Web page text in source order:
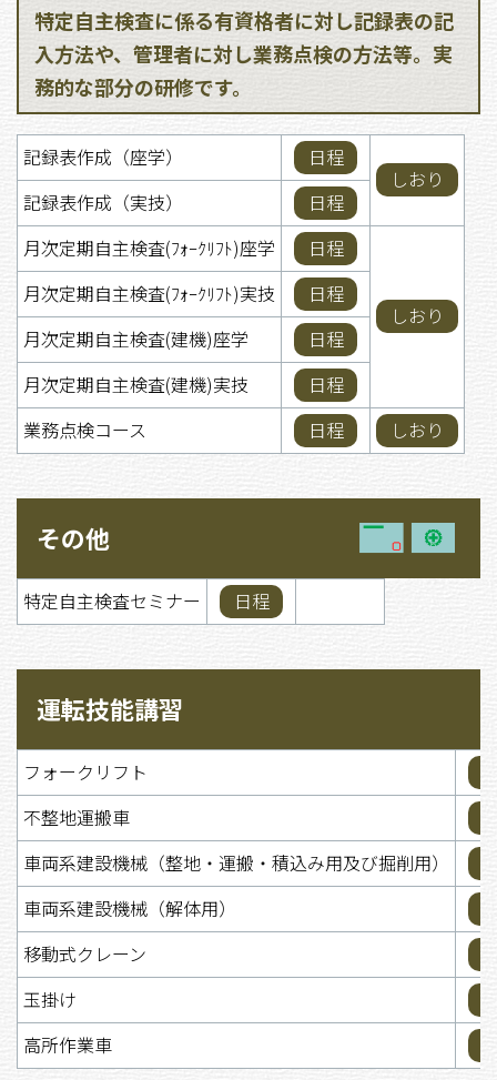
特定自主検査に係る有資格者に対し記録表の記
入方法や、管理者に対し業務点検の方法等。実
務的な部分の研修です。
記録表作成（座学）
日程
しおり
記録表作成（実技）
日程
月次定期自主検査(ﾌｫｰｸﾘﾌﾄ)座学
日程
しおり
月次定期自主検査(ﾌｫｰｸﾘﾌﾄ)実技
日程
月次定期自主検査(建機)座学
日程
月次定期自主検査(建機)実技
日程
業務点検コース
日程 しおり
その他
特定自主検査セミナー 日程
運転技能講習
フォークリフト
不整地運搬車
車両系建設機械（整地・運搬・積込み用及び掘削用）
車両系建設機械（解体用）
移動式クレーン
玉掛け
高所作業車